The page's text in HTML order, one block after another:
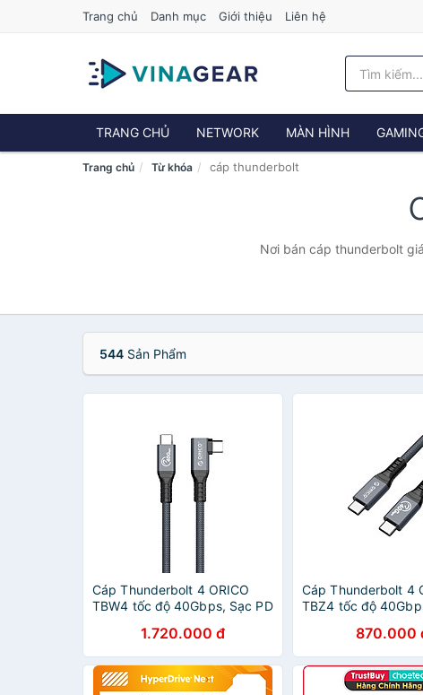
Trang chủ Danh mục Giới thiệu Liên hệ
TRANG CHỦ NETWORK MÀN HÌNH
Trang chủ Từ khóa cáp thunderbolt
Nơi bán cáp thunderbolt
544 Sản Phẩm
Cáp Thunderbolt 4 ORICO
TBW4 tốc độ 40Gbps, Sạc PD
1.720.000 đ
Cáp Thunderbolt 4
TBZ4 tốc độ
870.000